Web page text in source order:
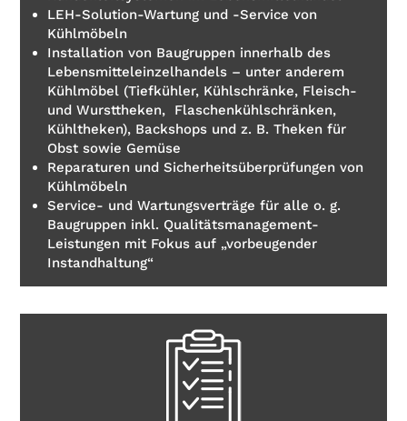
LEH-Solution-Wartung und -Service von
Kühlmöbeln
Installation von Baugruppen innerhalb des
Lebensmitteleinzelhandels – unter anderem
Kühlmöbel (Tiefkühler, Kühlschränke, Fleisch-
und Wursttheken, Flaschenkühlschränken,
Kühltheken), Backshops und z. B. Theken für
Obst sowie Gemüse
Reparaturen und Sicherheitsüberprüfungen von
Kühlmöbeln
Service- und Wartungsverträge für alle o. g.
Baugruppen inkl. Qualitätsmanagement-
Leistungen mit Fokus auf „vorbeugender
Instandhaltung“